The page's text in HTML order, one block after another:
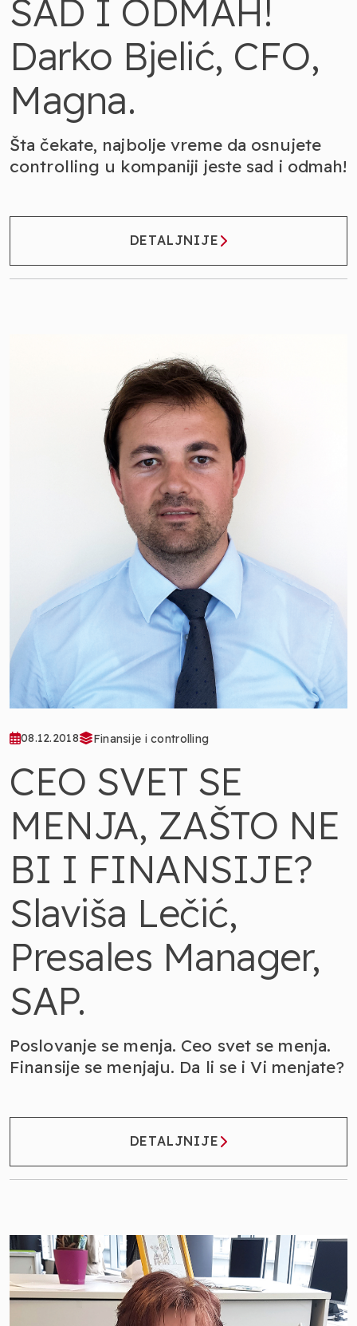
SAD I ODMAH!
Darko Bjelić, CFO,
Magna.
Šta čekate, najbolje vreme da osnujete
controlling u kompaniji jeste sad i odmah!
DETALJNIJE
08.12.2018 Finansije i controlling
CEO SVET SE
MENJA, ZAŠTO NE
BI I FINANSIJE?
Slaviša Lečić,
Presales Manager,
SAP.
Poslovanje se menja. Ceo svet se menja.
Finansije se menjaju. Da li se i Vi menjate?
DETALJNIJE